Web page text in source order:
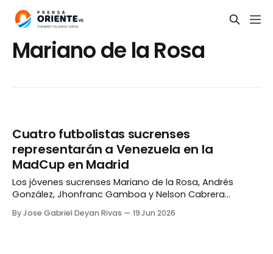
Mariano de la Rosa
Cuatro futbolistas sucrenses
representarán a Venezuela en la
MadCup en Madrid
Los jóvenes sucrenses Mariano de la Rosa, Andrés
González, Jhonfranc Gamboa y Nelson Cabrera
disputará desde este viernes 19 hasta el miércoles, 24
By Jose Gabriel Deyan Rivas 19 Jun 2026